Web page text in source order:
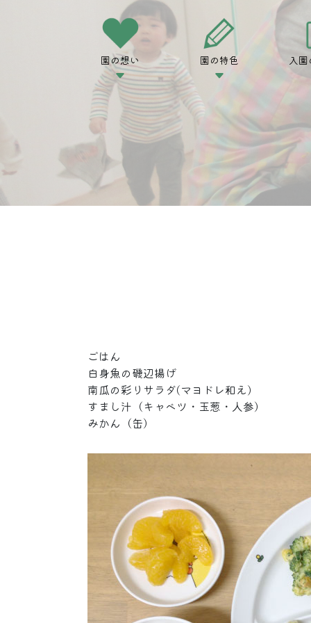
園の想い 園の特色 入
ごはん
白身魚の磯辺揚げ
南瓜の彩りサラダ(マヨドレ和え)
すまし汁（キャベツ・玉葱・人参）
みかん（缶）